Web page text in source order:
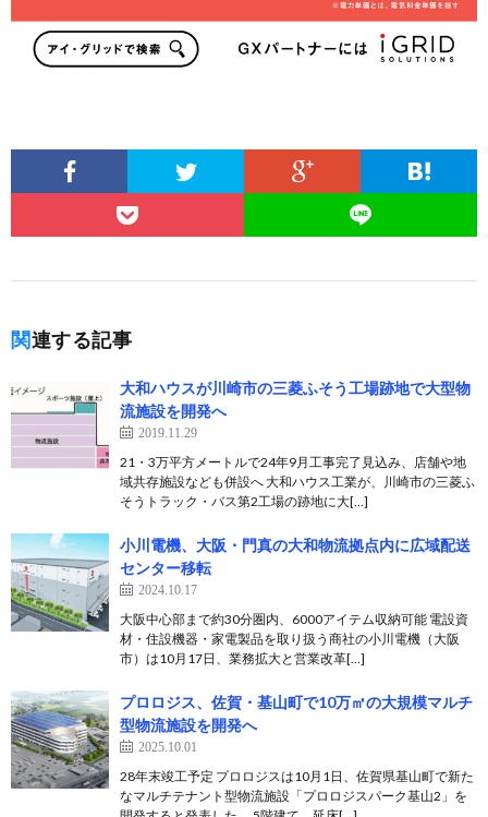
関連する記事
大和ハウスが川崎市の三菱ふそう工場跡地で大型物
流施設を開発へ
2019.11.29
21・3万平方メートルで24年9月工事完了見込み、店舗や地
域共存施設なども併設へ 大和ハウス工業が、川崎市の三菱ふ
そうトラック・バス第2工場の跡地に大[…]
小川電機、大阪・門真の大和物流拠点内に広域配送
センター移転
2024.10.17
大阪中心部まで約30分圏内、6000アイテム収納可能 電設資
材・住設機器・家電製品を取り扱う商社の小川電機（大阪
市）は10月17日、業務拡大と営業改革[…]
プロロジス、佐賀・基山町で10万㎡の大規模マルチ
型物流施設を開発へ
2025.10.01
28年末竣工予定 プロロジスは10月1日、佐賀県基山町で新た
なマルチテナント型物流施設「プロロジスパーク基山2」を